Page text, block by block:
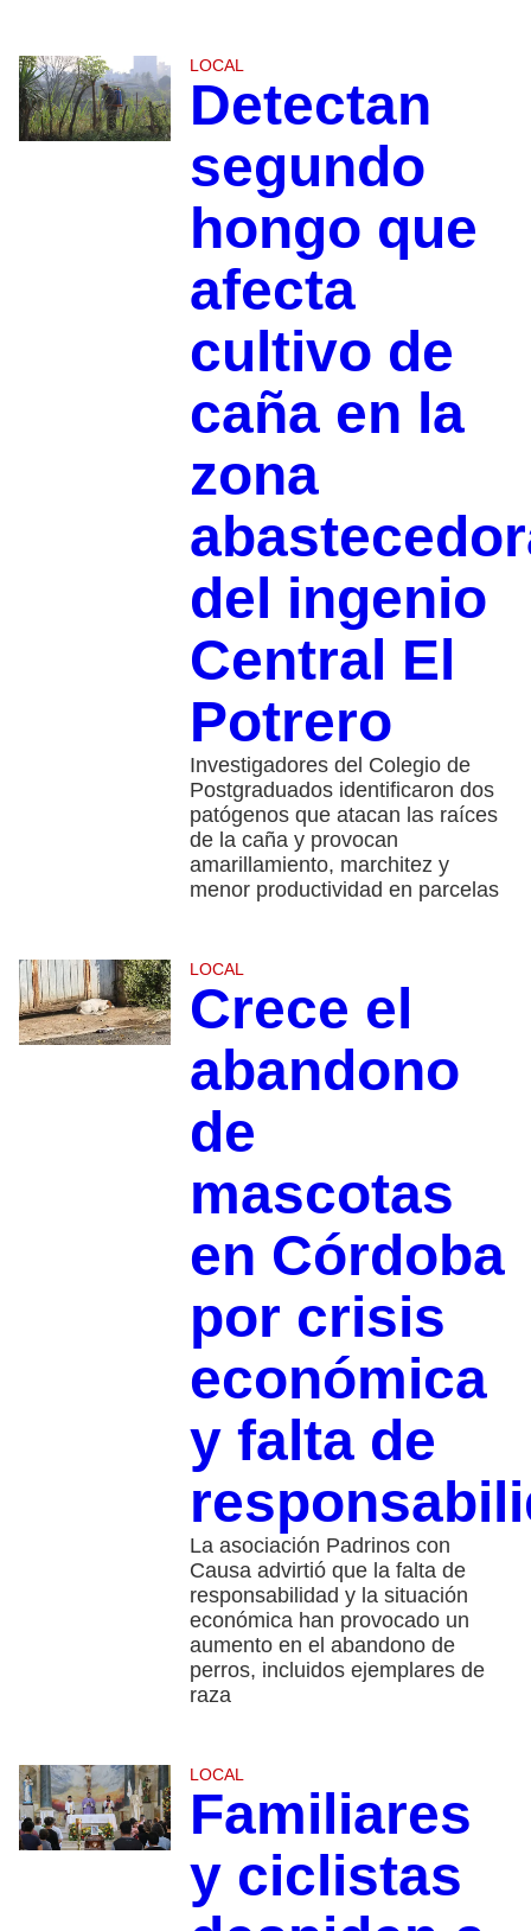
LOCAL
Detectan
segundo
hongo que
afecta
cultivo de
caña en la
zona
del ingenio
Central El
Potrero
Investigadores del Colegio de
Postgraduados identificaron dos
patógenos que atacan las raíces
de la caña y provocan
amarillamiento, marchitez y
menor productividad en parcelas
LOCAL
Crece el
abandono
de
mascotas
en Córdoba
por crisis
económica
y falta de
La asociación Padrinos con
Causa advirtió que la falta de
responsabilidad y la situación
económica han provocado un
aumento en el abandono de
perros, incluidos ejemplares de
raza
LOCAL
Familiares
y ciclistas